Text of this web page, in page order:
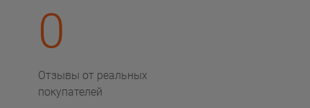
0
Отзывы от реальных
покупателей